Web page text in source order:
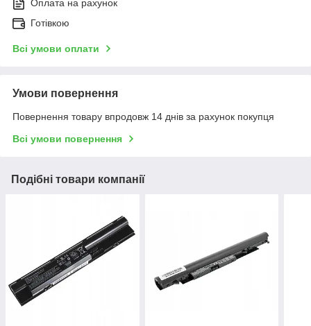
Оплата на рахунок
Готівкою
Всі умови оплати
Умови повернення
Повернення товару впродовж 14 днів за рахунок покупця
Всі умови повернення
Подібні товари компанії